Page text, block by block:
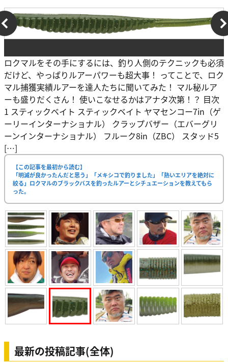
ロクマルをその手にするには、釣り人側のテクニックも必須
だけど、やっぱりルアーパワーも超大事！ ってことで、ロク
マル捕獲実績ルアーを達人たちに聞いてみた！ マル秘ルア
ーも盛りだくさん！ 使いこなせるかはアナタ次第！？ 目次
1 スティックベイト スティックベイト ヤマセンコー7in（ゲ
ーリーインターナショナル） クラップバザー（エバーグリ
ーンインターナショナル） フルーク8in（ZBC） スタッド5
[…]
【この記事を最初から読む】
「明滅が良かったんだと思う」「メキシコで釣りました」「熱いエリアを絶対に
絞る」ロクマルのブラックバスを釣ったルアーとシチュエーションを教えてもら
った。
最新の投稿記事(全体)